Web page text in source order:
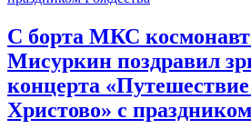
С борта МКС
Мисуркин поздравил
концерта
Христово» с